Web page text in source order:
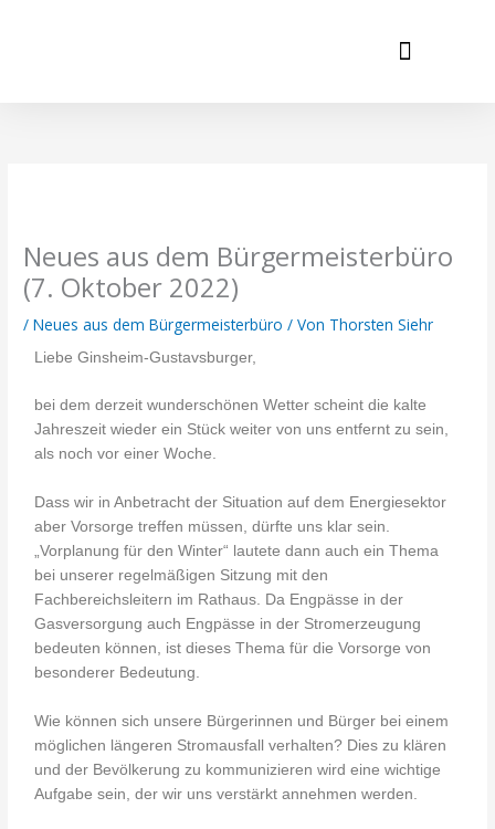
Neues aus dem Bürgermeisterbüro
(7. Oktober 2022)
/Neues aus dem Bürgermeisterbüro / Von Thorsten Siehr
Liebe Ginsheim-Gustavsburger,
bei dem derzeit wunderschönen Wetter scheint die kalte
Jahreszeit wieder ein Stück weiter von uns entfernt zu sein,
als noch vor einer Woche.
Dass wir in Anbetracht der Situation auf dem Energiesektor
aber Vorsorge treffen müssen, dürfte uns klar sein.
„Vorplanung für den Winter“ lautete dann auch ein Thema
bei unserer regelmäßigen Sitzung mit den
Fachbereichsleitern im Rathaus. Da Engpässe in der
Gasversorgung auch Engpässe in der Stromerzeugung
bedeuten können, ist dieses Thema für die Vorsorge von
besonderer Bedeutung.
Wie können sich unsere Bürgerinnen und Bürger bei einem
möglichen längeren Stromausfall verhalten? Dies zu klären
und der Bevölkerung zu kommunizieren wird eine wichtige
Aufgabe sein, der wir uns verstärkt annehmen werden.